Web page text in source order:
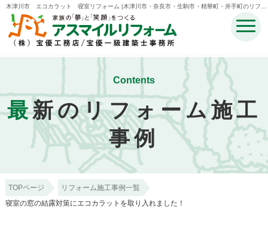
木津川市 エコカラット 寝室リフォーム |木津川市・奈良市・生駒市・精華町・井手町のリフォ
ームのことなら宝優工務店アスマイルリフォーム
Contents
最新のリフォーム施工
事例
TOPページ
リフォーム施工事例一覧
寝室の窓の結露対策にエコカラットを取り入れました！